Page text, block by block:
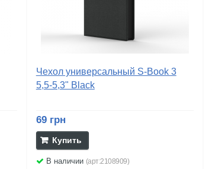
Чехол универсальный S-Book 3
5,5-5,3" Black
69 грн
Купить
В наличии (арт:2108909)